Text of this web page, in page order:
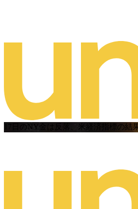
17日のNY金は反落、米経済指標の結